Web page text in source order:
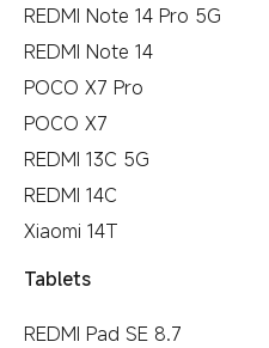
REDMI Note 14 Pro 5G
REDMI Note 14
POCO X7 Pro
POCO X7
REDMI 13C 5G
REDMI 14C
Xiaomi 14T
Tablets
REDMI Pad SE 8.7